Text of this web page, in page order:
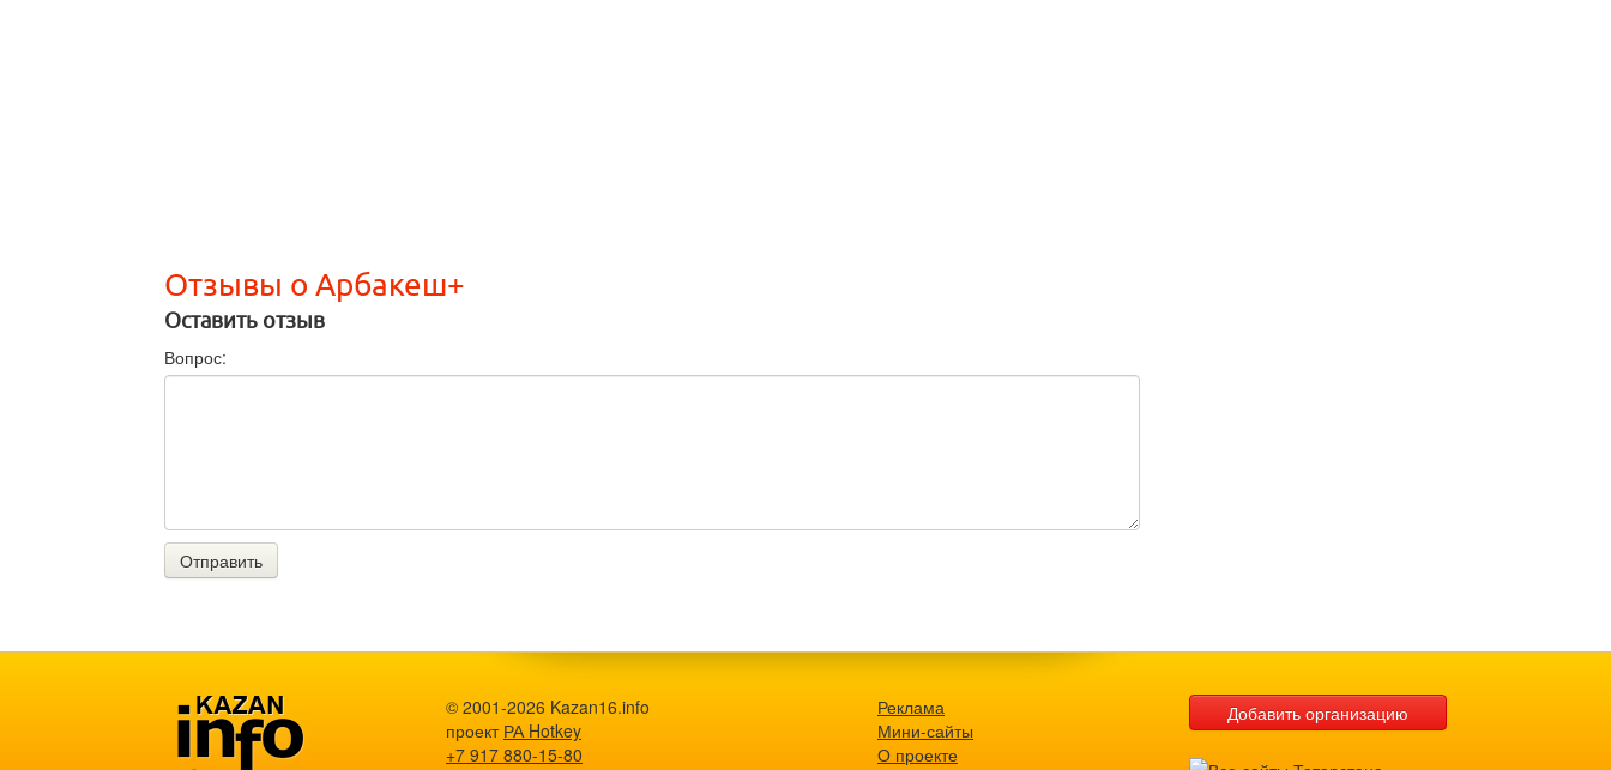
Отзывы о Арбакеш+
Оставить отзыв
Вопрос:
Отправить
© 2001-2026 Kazan16.info
проект РА Hotkey
+7 917 880-15-80
Реклама
Мини-сайты
О проекте
Добавить организацию